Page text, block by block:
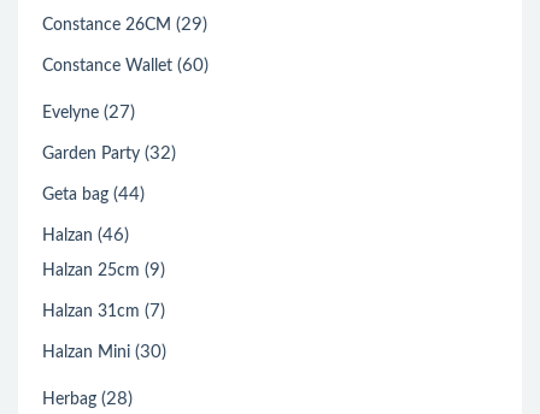
Constance 26CM (29)
Constance Wallet (60)
Evelyne (27)
Garden Party (32)
Geta bag (44)
Halzan (46)
Halzan 25cm (9)
Halzan 31cm (7)
Halzan Mini (30)
Herbag (28)